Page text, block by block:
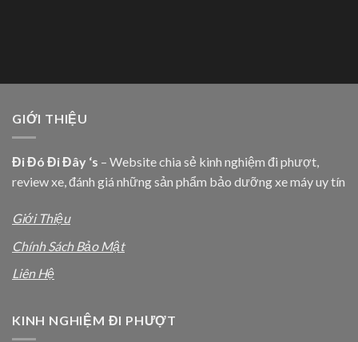
GIỚI THIỆU
Đi Đó Đi Đây ‘s – Website chia sẻ kinh nghiệm đi phượt,
review xe, đánh giá những sản phẩm bảo dưỡng xe máy uy tín
Giới Thiệu
Chính Sách Bảo Mật
Liên Hệ
KINH NGHIỆM ĐI PHƯỢT